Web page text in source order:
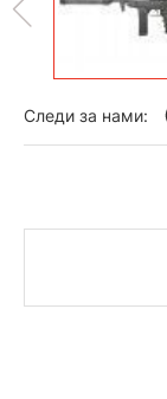
Следи за нами: